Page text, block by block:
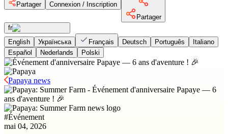
Partager
Connexion / Inscription
Partager
fr
English
Українська Français Deutsch Português
Italiano
Español
Nederlands Polski
Papaya news
#Événement
mai 04, 2026